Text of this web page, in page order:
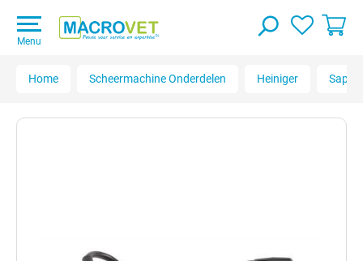
Menu
Home Scheermachine Onderdelen Heiniger